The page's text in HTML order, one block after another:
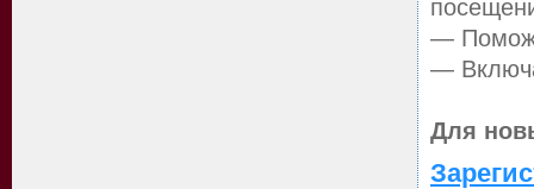
—
—
Для